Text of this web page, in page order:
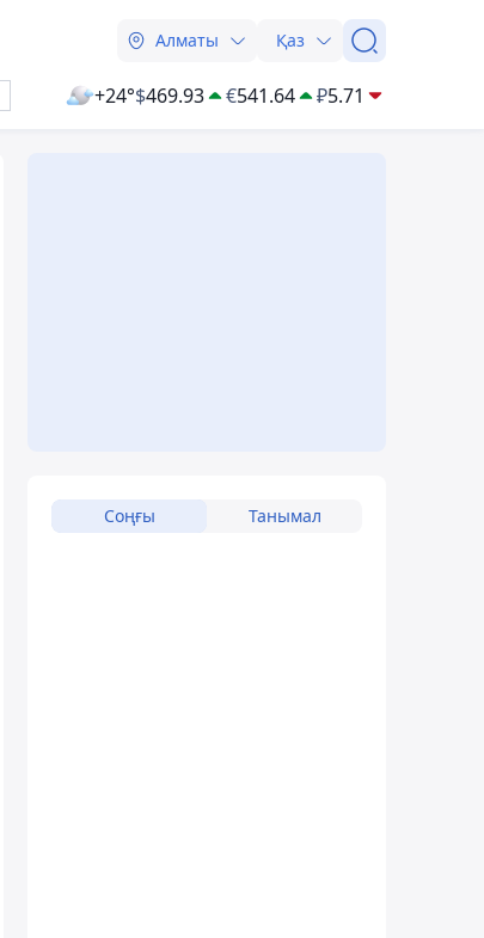
Алматы Қаз
+24°$469.93 €541.64 ₽5.71
Соңғы Танымал